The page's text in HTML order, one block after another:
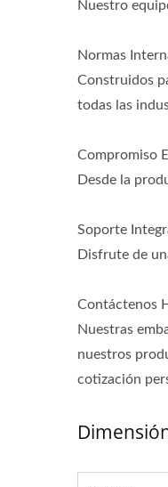
Nuestro
Normas
Construidos
todas las
Compromiso
Desde la
Soporte
Disfrute de
Contáctenos
Nuestras
nuestros
cotización